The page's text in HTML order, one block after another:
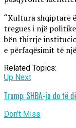
“Kultura shqiptare
tregues i një
bën thirrje
e përfaqësimit të
Related Topics:
Up Next
Trump: SHBA-ja do të
Don't Miss